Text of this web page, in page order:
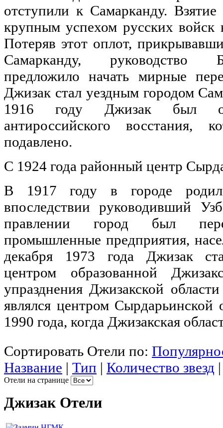
отступили к Самарканду.
крупным успехом русских войск
Потеряв этот оплот,
Самарканду, руководство
предложило начать мирные
Джизак стал уездным городом
1916 году Джизак был
антироссийского восстания,
подавлено.
С 1924 года районный центр
В 1917 году в городе
впоследствии руководивший
правлении город был
промышленные предприятия,
декабря 1973 года Джизак
центром образованной
упразднения Джизакской
являлся центром Сырдарьинской
1990 года, когда Джизакская
Сортировать Отели по:
Название | Тип | Количество звезд
Отели на странице
Джизак Отели